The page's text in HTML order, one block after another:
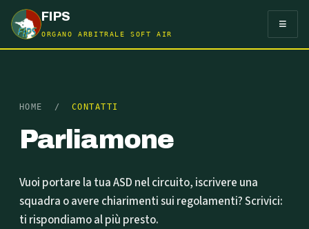
FIPS
ORGANO ARBITRALE SOFT AIR
≡
HOME / CONTATTI
Parliamone
Vuoi portare la tua ASD nel circuito, iscrivere una
squadra o avere chiarimenti sui regolamenti? Scrivici:
ti rispondiamo al più presto.